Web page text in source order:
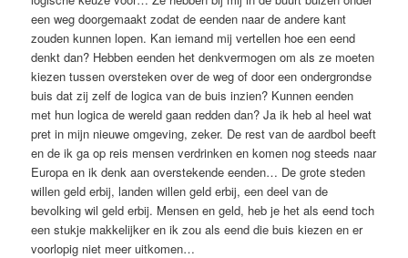
een weg doorgemaakt zodat de eenden naar de andere kant
zouden kunnen lopen. Kan iemand mij vertellen hoe een eend
denkt dan? Hebben eenden het denkvermogen om als ze moeten
kiezen tussen oversteken over de weg of door een ondergrondse
buis dat zij zelf de logica van de buis inzien? Kunnen eenden
met hun logica de wereld gaan redden dan? Ja ik heb al heel wat
pret in mijn nieuwe omgeving, zeker. De rest van de aardbol beeft
en de ik ga op reis mensen verdrinken en komen nog steeds naar
Europa en ik denk aan overstekende eenden… De grote steden
willen geld erbij, landen willen geld erbij, een deel van de
bevolking wil geld erbij. Mensen en geld, heb je het als eend toch
een stukje makkelijker en ik zou als eend die buis kiezen en er
voorlopig niet meer uitkomen…